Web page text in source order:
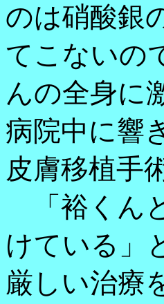
のは硝酸銀
てこないの
んの全身に
病院中に響
皮膚移植手
「裕くん
けている」
厳しい治療